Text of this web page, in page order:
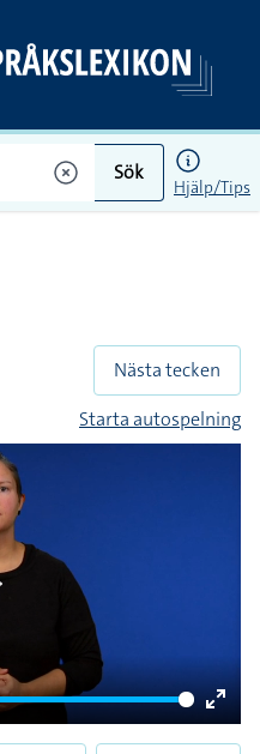
Sök
Hjälp/Tips
Nästa tecken
Starta autospelning
Enter